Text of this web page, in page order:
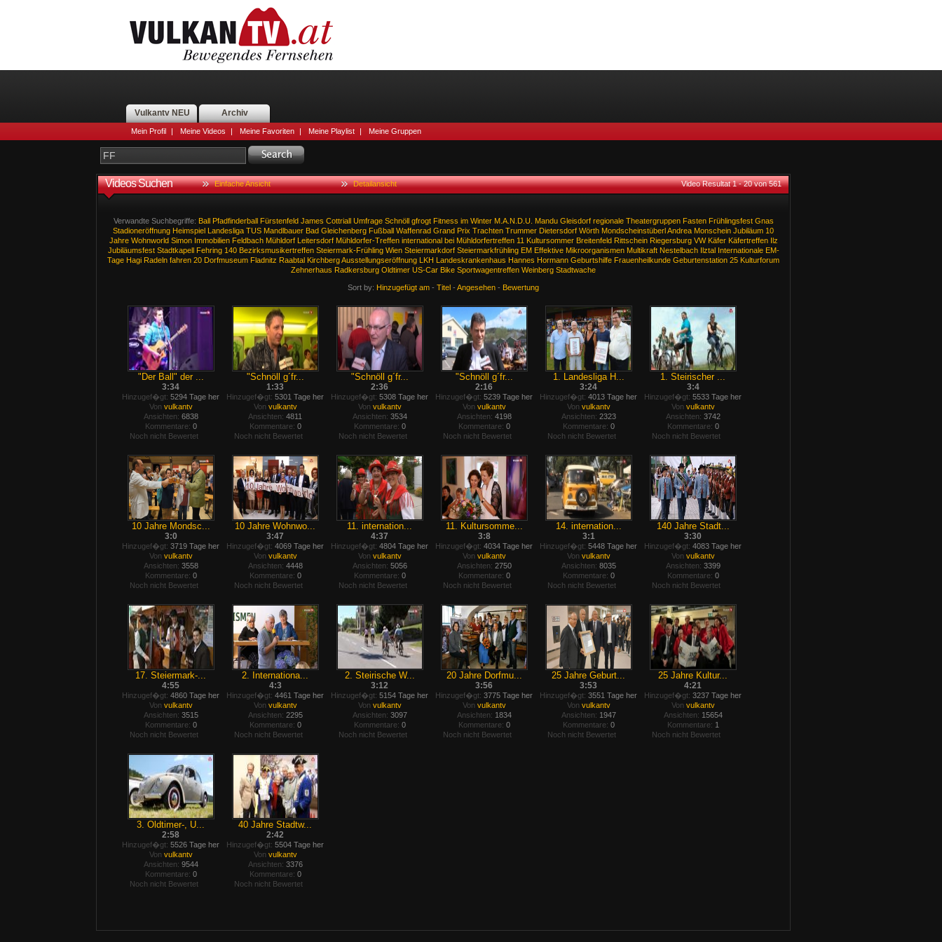
Vulkantv NEU Archiv
Mein Profil | Meine Videos | Meine Favoriten | Meine Playlist | Meine Gruppen
Videos Suchen Einfache Ansicht Detailansicht Video Resultat 1 - 20 von 561
Verwandte Suchbegriffe: Ball Pfadfinderball Fürstenfeld James Cottriall Umfrage Schnöll gfrogt Fitness im Winter M.A.N.D.U. Mandu Gleisdorf regionale Theatergruppen Fasten Frühlingsfest Gnas
Stadioneröffnung Heimspiel Landesliga TUS Mandlbauer Bad Gleichenberg Fußball Waffenrad Grand Prix Trachten Trummer Dietersdorf Wörth MondscheinstüberlAndrea Monschein Jubiläum 10
Jahre Wohnworld Simon Immobilien Feldbach Mühldorf Leitersdorf Mühldorfer-Treffen international bei Mühldorfertreffen 11 Kultursommer Breitenfeld Rittschein Riegersburg VW Käfer Käfertreffen Ilz
Jubiläumsfest Stadtkapell Fehring 140 Bezirksmusikertreffen Steiermark-Frühling Wien Steiermarkdorf Steiermarkfrühling EM Effektive Mikroorganismen Multikraft Nestelbach Ilztal Internationale EM-
Tage Hagi Radeln fahren 20 Dorfmuseum Fladnitz Raabtal KirchbergAusstellungseröffnung LKH Landeskrankenhaus Hannes Hormann Geburtshilfe Frauenheilkunde Geburtenstation 25 Kulturforum
Zehnerhaus Radkersburg Oldtimer US-Car Bike Sportwagentreffen Weinberg Stadtwache
Sort by: Hinzugefügt am - Titel - Angesehen - Bewertung
"Der Ball" der ...
3:34
Hinzugef�gt: 5294 Tage her
Von vulkantv
Ansichten: 6838
Kommentare: 0
Noch nicht Bewertet
"Schnöll g´fr...
1:33
Hinzugef�gt: 5301 Tage her
Von vulkantv
Ansichten: 4811
Kommentare: 0
Noch nicht Bewertet
"Schnöll g´fr...
2:36
Hinzugef�gt: 5308 Tage her
Von vulkantv
Ansichten: 3534
Kommentare: 0
Noch nicht Bewertet
"Schnöll g´fr...
2:16
Hinzugef�gt: 5239 Tage her
Von vulkantv
Ansichten: 4198
Kommentare: 0
Noch nicht Bewertet
1. Landesliga H...
3:24
Hinzugef�gt: 4013 Tage her
Von vulkantv
Ansichten: 2323
Kommentare: 0
Noch nicht Bewertet
1. Steirischer ...
3:4
Hinzugef�gt: 5533 Tage her
Von vulkantv
Ansichten: 3742
Kommentare: 0
Noch nicht Bewertet
10 Jahre Mondsc...
3:0
Hinzugef�gt: 3719 Tage her
Von vulkantv
Ansichten: 3558
Kommentare: 0
Noch nicht Bewertet
10 Jahre Wohnwo...
3:47
Hinzugef�gt: 4069 Tage her
Von vulkantv
Ansichten: 4448
Kommentare: 0
Noch nicht Bewertet
11. internation...
4:37
Hinzugef�gt: 4804 Tage her
Von vulkantv
Ansichten: 5056
Kommentare: 0
Noch nicht Bewertet
11. Kultursomme...
3:8
Hinzugef�gt: 4034 Tage her
Von vulkantv
Ansichten: 2750
Kommentare: 0
Noch nicht Bewertet
14. internation...
3:1
Hinzugef�gt: 5448 Tage her
Von vulkantv
Ansichten: 8035
Kommentare: 0
Noch nicht Bewertet
140 Jahre Stadt...
3:30
Hinzugef�gt: 4083 Tage her
Von vulkantv
Ansichten: 3399
Kommentare: 0
Noch nicht Bewertet
17. Steiermark-...
4:55
Hinzugef�gt: 4860 Tage her
Von vulkantv
Ansichten: 3515
Kommentare: 0
Noch nicht Bewertet
2. Internationa...
4:3
Hinzugef�gt: 4461 Tage her
Von vulkantv
Ansichten: 2295
Kommentare: 0
Noch nicht Bewertet
2. Steirische W...
3:12
Hinzugef�gt: 5154 Tage her
Von vulkantv
Ansichten: 3097
Kommentare: 0
Noch nicht Bewertet
20 Jahre Dorfmu...
3:56
Hinzugef�gt: 3775 Tage her
Von vulkantv
Ansichten: 1834
Kommentare: 0
Noch nicht Bewertet
25 Jahre Geburt...
3:53
Hinzugef�gt: 3551 Tage her
Von vulkantv
Ansichten: 1947
Kommentare: 0
Noch nicht Bewertet
25 Jahre Kultur...
4:21
Hinzugef�gt: 3237 Tage her
Von vulkantv
Ansichten: 15654
Kommentare: 1
Noch nicht Bewertet
3. Oldtimer-, U...
2:58
Hinzugef�gt: 5526 Tage her
Von vulkantv
Ansichten: 9544
Kommentare: 0
Noch nicht Bewertet
40 Jahre Stadtw...
2:42
Hinzugef�gt: 5504 Tage her
Von vulkantv
Ansichten: 3376
Kommentare: 0
Noch nicht Bewertet